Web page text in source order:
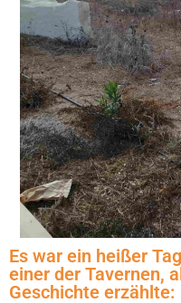
Es war ein heißer
einer der Tavernen,
Geschichte erzählte: